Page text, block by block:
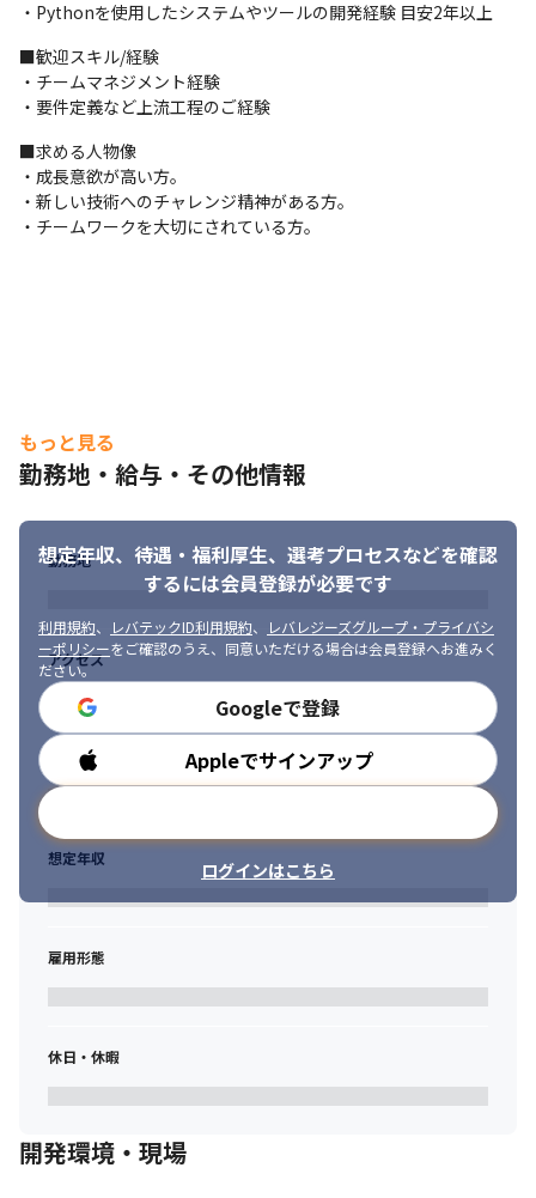
ています。
・・・お取引先を一部ご紹介・・・
パナソニック、クボタ、三菱電機、キーエンス、ダイハツ工業、
カナデビア、Sky、富⼠通、富士ソフト、⽇⽴システムズ、三菱重
⼯業、川崎重⼯業、⽇⼯、SCSK、オプテージ、アルファシステム
ズ　等
・・・・・・・・・・・・・・・・
◎エンジニアファーストの環境
残業は月平均10H 程度で、リモートができる案件もあります。
また、有給休暇取得率も80 ％超と休みが取りやすい環境も嬉しい
ポイント♪
門）」に認定されました。
【業務の変更範囲：会社の定める業務】
・Pythonを使用したシステムやツールの開発経験 目安2年以上
■歓迎スキル/経験
・チームマネジメント経験
・要件定義など上流工程のご経験
■求める人物像
・成長意欲が高い方。
・新しい技術へのチャレンジ精神がある方。
・チームワークを大切にされている方。
もっと見る
勤務地・給与・その他情報
想定年収、待遇・福利厚生、 選考プロセスなどを確認
するには会員登録が必要です
利用規約、 レバテックID利用規約、
レバレジーズグループ・プライバシ
ーポリシーをご確認のうえ、同意いただける場合は会員登録へお進みく
ださい。
Googleで登録
Appleでサインアップ
ログインはこちら
勤務地
アクセス
勤務時間
想定年収
雇用形態
休日・休暇
開発環境・現場